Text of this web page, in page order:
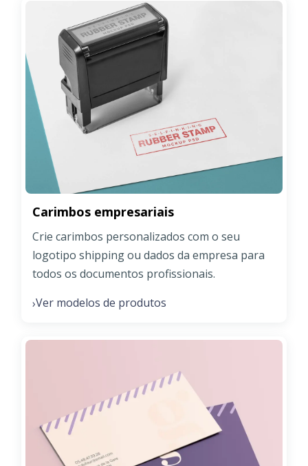
Carimbos empresariais
Crie carimbos personalizados com o seu
logotipo shipping ou dados da empresa para
todos os documentos profissionais.
›Ver modelos de produtos